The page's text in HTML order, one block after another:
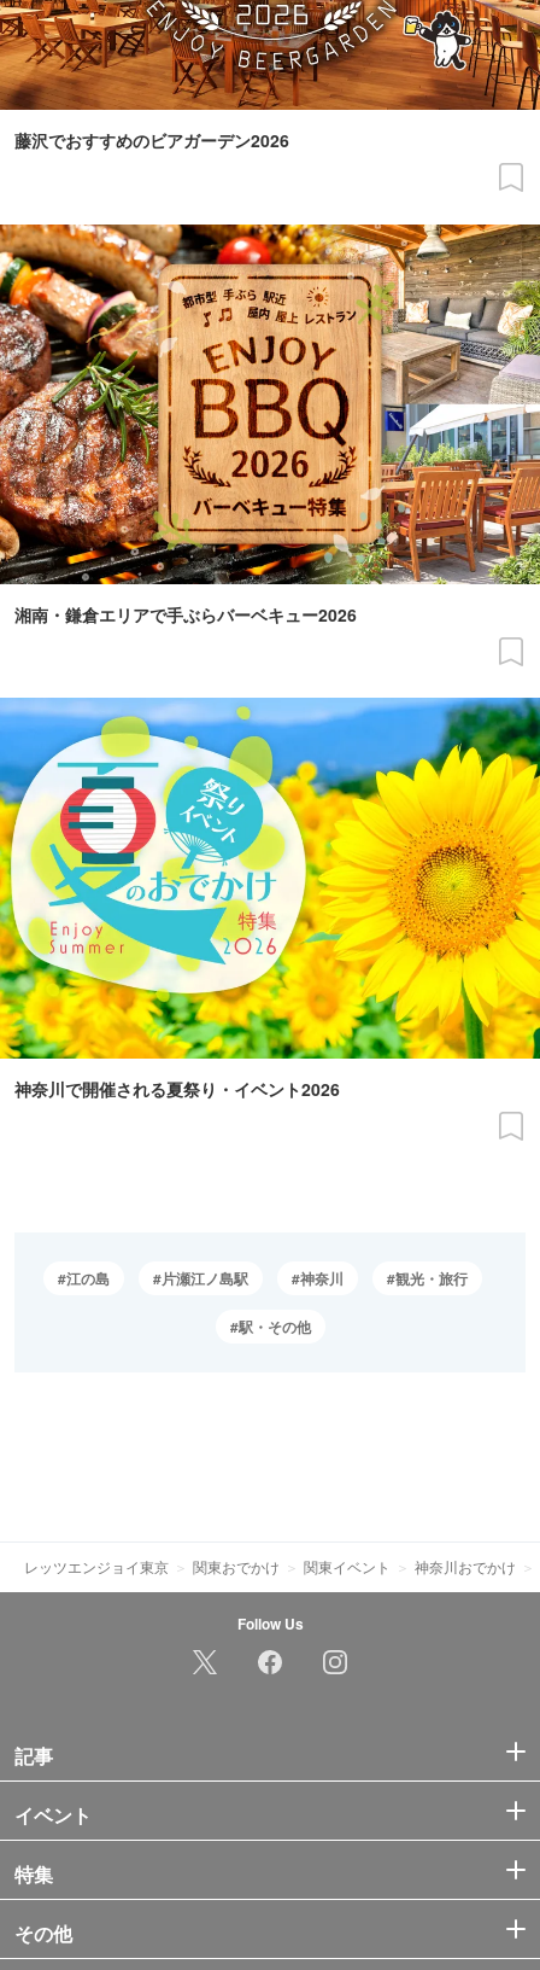
藤沢でおすすめのビアガーデン2026
湘南・鎌倉エリアで手ぶらバーベキュー2026
神奈川で開催される夏祭り・イベント2026
江の島 片瀬江ノ島駅 神奈川 観光・旅行
駅・その他
レッツエンジョイ東京 関東おでかけ 関東イベント 神奈川おでかけ
Follow Us
記事
イベント
特集
その他